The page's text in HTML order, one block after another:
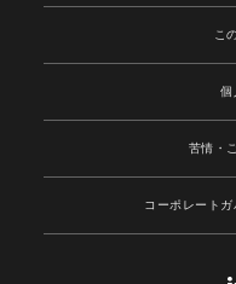
こ
個
苦情・
コーポレートガ